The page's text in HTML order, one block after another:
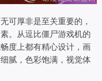
厚非是至关重要的，
。从逗比僵尸游戏机的
度上都有精心设计，画
腻，色彩饱满，视觉体